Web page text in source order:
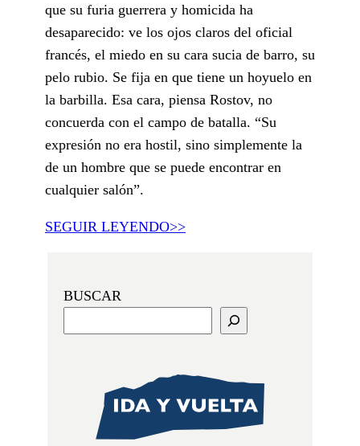
que su furia guerrera y homicida ha
desaparecido: ve los ojos claros del oficial
francés, el miedo en su cara sucia de barro, su
pelo rubio. Se fija en que tiene un hoyuelo en
la barbilla. Esa cara, piensa Rostov, no
concuerda con el campo de batalla. “Su
expresión no era hostil, sino simplemente la
de un hombre que se puede encontrar en
cualquier salón”.
SEGUIR LEYENDO>>
BUSCAR